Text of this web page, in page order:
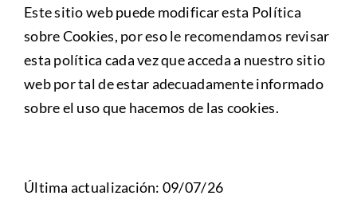
Este sitio web puede modificar esta Política
sobre Cookies, por eso le recomendamos revisar
esta política cada vez que acceda a nuestro sitio
web por tal de estar adecuadamente informado
sobre el uso que hacemos de las cookies.
Última actualización: 09/07/26